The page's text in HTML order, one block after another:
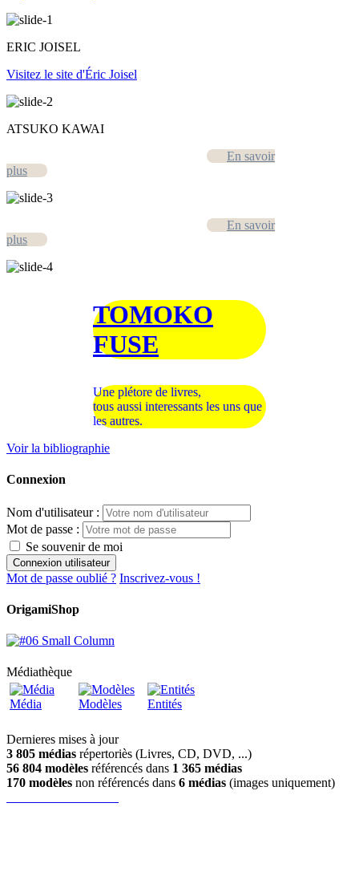
ERIC JOISEL
Visitez le site d'Éric Joisel
ATSUKO KAWAI
En savoir
plus
En savoir
plus
TOMOKO
FUSE
Une plétore de livres,
tous aussi interessants les uns que
les autres.
Voir la bibliographie
Connexion
Nom d'utilisateur :
Mot de passe :
Se souvenir de moi
Mot de passe oublié ? Inscrivez-vous !
OrigamiShop
Médiathèque
Média Modèles Entités
Dernieres mises à jour
3 805 médias répertoriès (Livres, CD, DVD, ...)
56 804 modèles référencés dans 1 365 médias
170 modèles non référencés dans 6 médias (images uniquement)